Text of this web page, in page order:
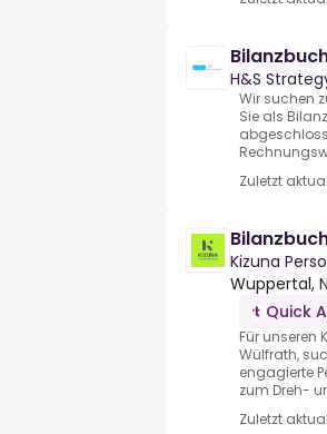
H&S
Wir suchen
Sie als
Zuletzt
Kizuna
Wuppertal,
Quick
Für unseren
Wülfrath,
engagierte
zum Dreh-
Zuletzt